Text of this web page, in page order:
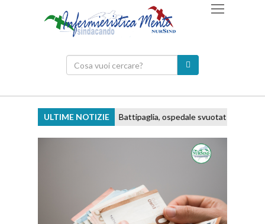
ULTIME NOTIZIEBattipaglia, ospedale svuotato e